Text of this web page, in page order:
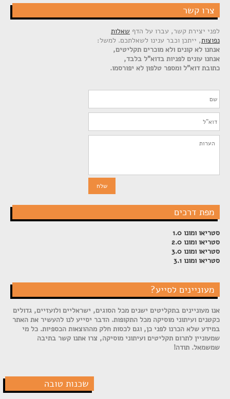
צרו קשר
לפני יצירת קשר, עברו על הדף שאלות
נפוצות, ייתכן וכבר ענינו לשאלתכם. למשל:
אנחנו לא קונים ולא מוכרים תקליטים,
אנחנו עונים לפניות בדוא"ל בלבד,
כתובת דוא"ל ומספר טלפון לא יפורסמו.
מפת דרכים
סטריאו ומונו 1.0
סטריאו ומונו 2.0
סטריאו ומונו 3.0
סטריאו ומונו 3.1
מעוניינים לסייע?
אנו מעוניינים בתקליטים ישנים מכל הסוגים, ישראליים ולועזיים, גדולים
כקטנים ועיתוני מוסיקה מכל התקופות. הדבר יסייע לנו להעשיר את האתר
במידע שלא הכרנו לפני כן, וגם לכסות חלק מההוצאות הכספיות. כל מי
שמעוניין לתרום תקליטים ועיתוני מוסיקה, צרו אתנו קשר בתיבה
שמשמאל. תודה!
שכנות טובה